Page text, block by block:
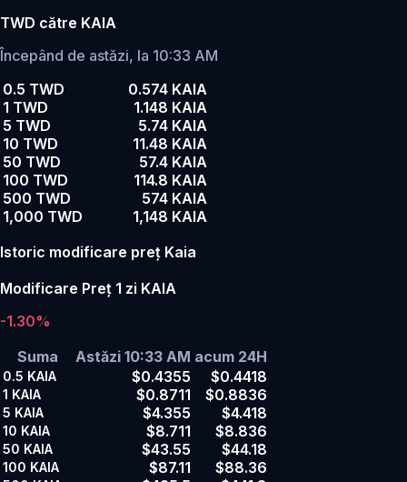
TWD către KAIA
Începând de astăzi, la 10:33 AM
0.5 TWD
0.574 KAIA
1 TWD
1.148 KAIA
5 TWD
5.74 KAIA
10 TWD
11.48 KAIA
50 TWD
57.4 KAIA
100 TWD
114.8 KAIA
500 TWD
574 KAIA
1,000 TWD
1,148 KAIA
Istoric modificare preț Kaia
Modificare Preț 1 zi KAIA
-1.30%
Suma
Astăzi 10:33 AM acum 24H
0.5 KAIA $0.4355 $0.4418
1 KAIA $0.8711 $0.8836
5 KAIA $4.355 $4.418
10 KAIA $8.711 $8.836
50 KAIA $43.55 $44.18
100 KAIA $87.11 $88.36